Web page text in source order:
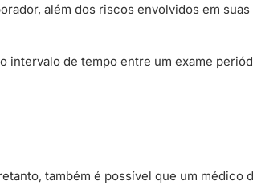
além dos riscos envolvidos em suas
intervalo de tempo entre um exame
também é possível que um médico